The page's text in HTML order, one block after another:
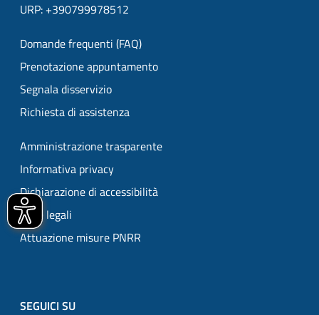
URP: +390799978512
Domande frequenti (FAQ)
Prenotazione appuntamento
Segnala disservizio
Richiesta di assistenza
Amministrazione trasparente
Informativa privacy
Dichiarazione di accessibilità
Note legali
Attuazione misure PNRR
SEGUICI SU